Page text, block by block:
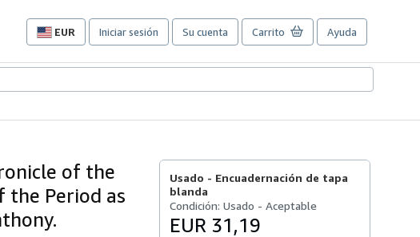
EUR
Preferencias
compra
sitio.
Iniciar sesión Su cuenta Carrito Ayuda
of the
the Period as
Usado - Encuadernación de tapa
blanda
Condición: Usado - Aceptable
EUR 31,19